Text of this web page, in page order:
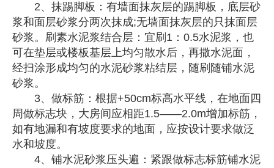
2、抹踢脚板：有墙面抹灰层的踢脚板，底层砂
浆和面层砂浆分两次抹成;无墙面抹灰层的只抹面层
砂浆。刷素水泥浆结合层：宜刷1：0.5水泥浆，也
可在垫层或楼板基层上均匀散水后，再撒水泥面，
经扫涂形成均匀的水泥砂浆粘结层，随刷随铺水泥
砂浆。
3、做标筋：根据+50cm标高水平线，在地面四
周做标志块，大房间应相距1.5——2.0m增加标筋，
如有地漏和有坡度要求的地面，应按设计要求做泛
水和坡度。
4、铺水泥砂浆压头遍：紧跟做标志标筋铺水泥